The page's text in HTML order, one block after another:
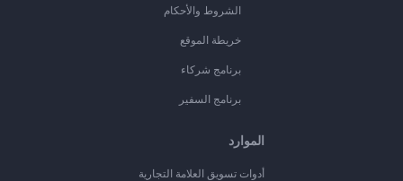
الشروط والأحكام
خريطة الموقع
برنامج شركاء
برنامج السفير
الموارد
أدوات تسويق العلامة التجارية